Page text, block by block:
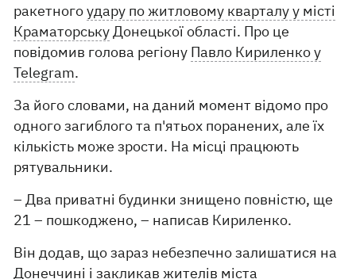
ракетногоудару по житловому кварталу у місті
КраматорськуДонецької області. Про це
повідомив голова регіону Павло Кириленко у
Telegram.
За його словами, на даний момент відомо про
одного загиблого та п'ятьох поранених, але їх
кількість може зрости. На місці працюють
рятувальники.
– Два приватні будинки знищено повністю, ще
21 – пошкоджено, – написав Кириленко.
Він додав, що зараз небезпечно залишатися на
Донеччині і закликав жителів міста